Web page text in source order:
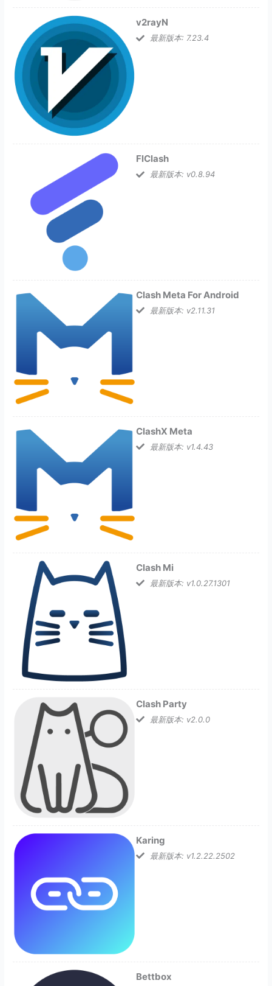
v2rayN
最新版本: 7.23.4
FlClash
最新版本: v0.8.94
Clash Meta For Android
最新版本: v2.11.31
ClashX Meta
最新版本: v1.4.43
Clash Mi
最新版本: v1.0.27.1301
Clash Party
最新版本: v2.0.0
Karing
最新版本: v1.2.22.2502
Bettbox